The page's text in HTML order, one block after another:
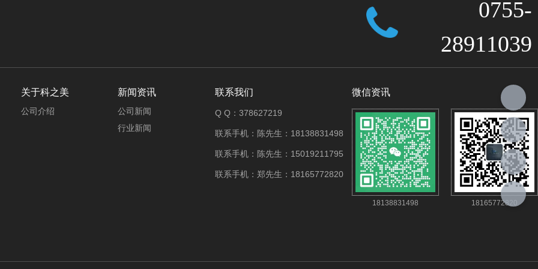
0755-
28911039
关于科之美
公司介绍
新闻资讯
公司新闻
行业新闻
联系我们
Q Q：378627219
联系手机：陈先生：18138831498
联系手机：陈先生：15019211795
联系手机：郑先生：18165772820
微信资讯
18138831498 18165772820